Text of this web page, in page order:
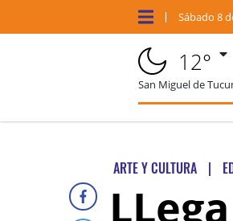
Sábado 8
12°
San Miguel de
ARTE Y CULTURA |